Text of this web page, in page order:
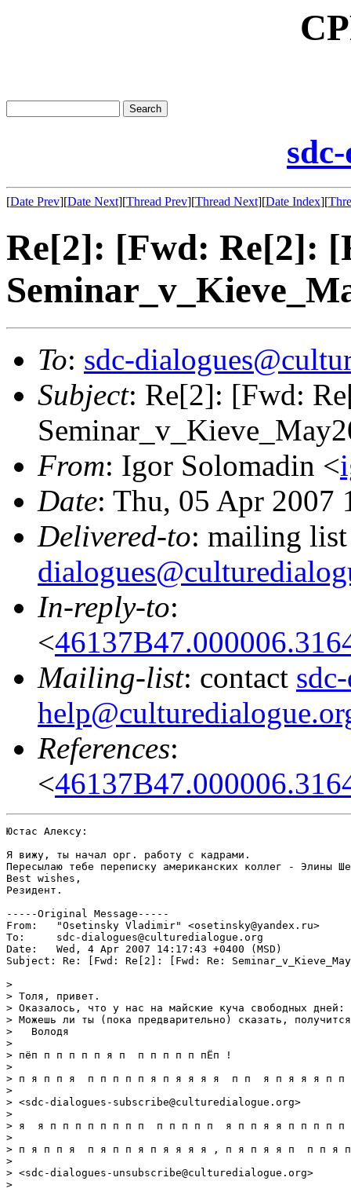
[Date Prev][Date Next][Thread Prev][Thread Next][Date Index][
Re[2]: [Fwd: Re[2]:
To: sdc-
Subject: Re[2]: [Fwd:
From: Igor Solomadin <
Date: Thu, 05 Apr 2007
Delivered-to: mailing
In-reply-to:
<
Mailing-list: contact
References:
<
Юстас Алексу:
Я вижу, ты начал орг. работу с кадрами.
Пересылаю тебе переписку американских коллег -
Best wishes,
Резидент.
-----Original Message-----
From: 	"Osetinsky Vladimir" <osetinsky@yandex.ru>
To: 	sdc-dialogues@culturedialogue.org
Date: 	Wed, 4 Apr 2007 14:17:43 +0400 (MSD)
Subject: Re: [Fwd: Re[2]: [Fwd: Re:
>
> Толя, привет.
> Оказалось, что у нас на майские куча свободных
> Можешь ли ты (пока предварительно) сказать,
>   Володя
>
> пёп п п п п п я п  п п п п п пЁп !
>
> п я п п я  п п п п п я п я я я я  п п  я п я я я п
>
> <sdc-dialogues-subscribe@culturedialogue.org>
>
> я  я п п п п п п п п  п п п п п  я п п я я п п п п
>
> п я п п я  п я п п я п я я я я , п я п я я п  п п
>
> <sdc-dialogues-unsubscribe@culturedialogue.org>
>